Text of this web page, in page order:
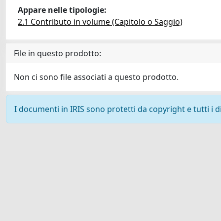
Appare nelle tipologie:
2.1 Contributo in volume (Capitolo o Saggio)
File in questo prodotto:
Non ci sono file associati a questo prodotto.
I documenti in IRIS sono protetti da copyright e tutti i